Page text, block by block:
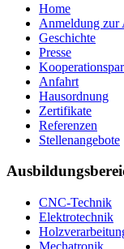
Home
Anmeldung zur
Geschichte
Presse
Anfahrt
Hausordnung
Zertifikate
Referenzen
Stellenangebote
CNC-Technik
Elektrotechnik
Mechatronik